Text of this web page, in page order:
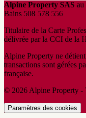
Alpine Property SAS
Bains 508 578 556
Titulaire de la Carte
délivrée par la CCI de la
Alpine Property ne
transactions sont gérées
française.
© 2026 Alpine Property -
Paramètres des cookies